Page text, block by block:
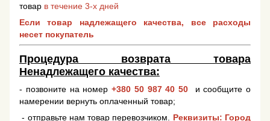
товар в течение 3-х дней
Если товар надлежащего качества, все расходы
несет покупатель
Процедура возврата товара
Ненадлежащего качества:
- позвоните на номер +380 50 987 40 50
и сообщите о
намерении вернуть оплаченный товар;
- отправьте нам товар перевозчиком. Реквизиты: Город